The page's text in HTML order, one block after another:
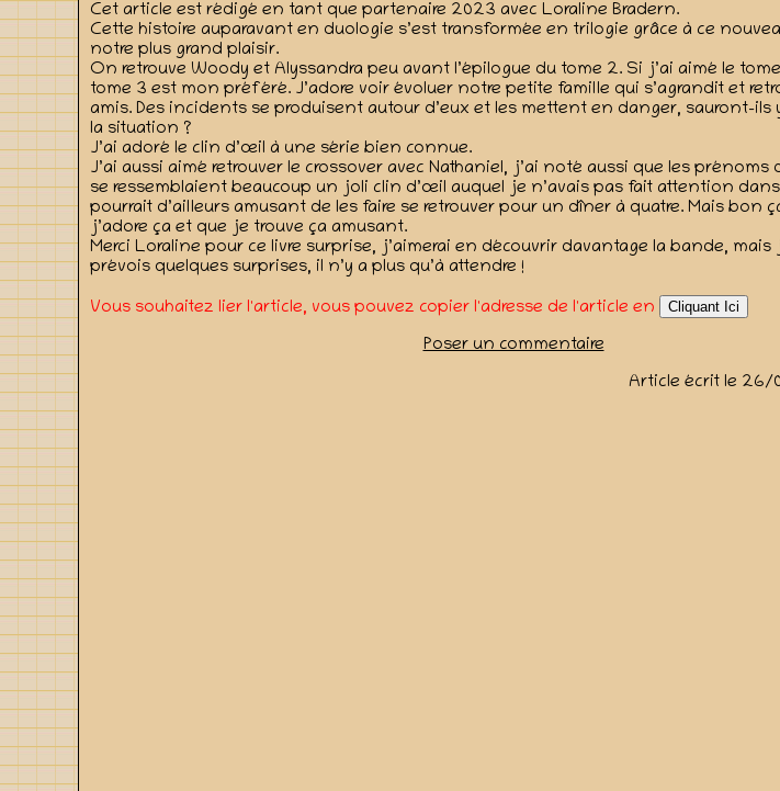
Cet article est rédigé en tant que partenaire 2023 avec Loraline Bradern.
Cette histoire auparavant en duologie s’est transformée en trilogie grâce à ce
notre plus grand plaisir.
On retrouve Woody et Alyssandra peu avant l’épilogue du tome 2. Si j’ai aimé le
tome 3 est mon préféré. J’adore voir évoluer notre petite famille qui s’agrandit et
amis. Des incidents se produisent autour d’eux et les mettent en danger, sauront-ils
la situation ?
J’ai adoré le clin d’œil à une série bien connue.
J’ai aussi aimé retrouver le crossover avec Nathaniel, j’ai noté aussi que les prénoms
se ressemblaient beaucoup un joli clin d’œil auquel je n’avais pas fait attention dans
pourrait d’ailleurs amusant de les faire se retrouver pour un dîner à quatre. Mais bon
j’adore ça et que je trouve ça amusant.
Merci Loraline pour ce livre surprise, j’aimerai en découvrir davantage la bande,
prévois quelques surprises, il n’y a plus qu’à attendre !
Vous souhaitez lier l'article, vous pouvez copier l'adresse de l'article en Cliquant Ici
Poser un commentaire
Article écrit le 26/